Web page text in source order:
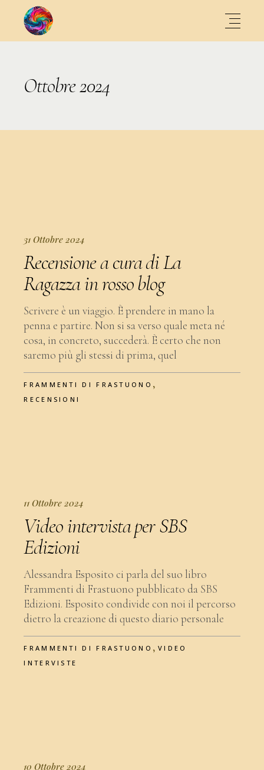
Ottobre 2024
31 Ottobre 2024
Recensione a cura di La
Ragazza in rosso blog
Scrivere è un viaggio. È prendere in mano la
penna e partire. Non si sa verso quale meta né
cosa, in concreto, succederà. È certo che non
saremo più gli stessi di prima, quel
FRAMMENTI DI FRASTUONO ,
RECENSIONI
11 Ottobre 2024
Video intervista per SBS
Edizioni
Alessandra Esposito ci parla del suo libro
Frammenti di Frastuono pubblicato da SBS
Edizioni. Esposito condivide con noi il percorso
dietro la creazione di questo diario personale
FRAMMENTI DI FRASTUONO , VIDEO
INTERVISTE
10 Ottobre 2024